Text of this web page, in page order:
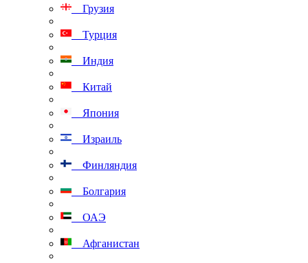
Грузия
Турция
Индия
Китай
Япония
Израиль
Финляндия
Болгария
ОАЭ
Афганистан